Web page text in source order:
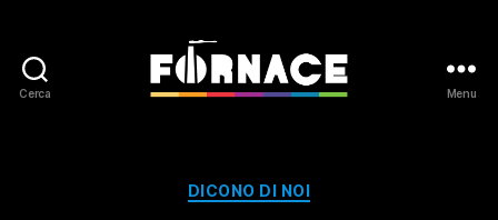
Cerca Menu
Categorie
DICONO DI NOI